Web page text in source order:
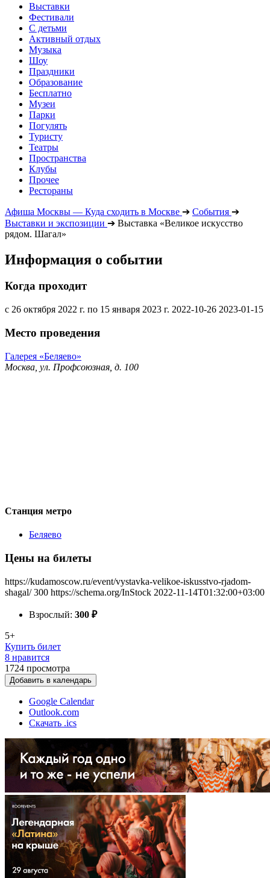
Выставки
Фестивали
С детьми
Активный отдых
Музыка
Шоу
Праздники
Образование
Бесплатно
Музеи
Парки
Погулять
Туристу
Театры
Пространства
Клубы
Прочее
Рестораны
Афиша Москвы — Куда сходить в Москве ➔ События ➔
Выставки и экспозиции ➔ Выставка «Великое искусство
рядом. Шагал»
Информация о событии
Когда проходит
с 26 октября 2022 г. по 15 января 2023 г. 2022-10-26 2023-01-15
Место проведения
Галерея «Беляево»
Москва, ул. Профсоюзная, д. 100
Станция метро
Беляево
Цены на билеты
https://kudamoscow.ru/event/vystavka-velikoe-iskusstvo-rjadom-
shagal/ 300 https://schema.org/InStock 2022-11-14T01:32:00+03:00
Взрослый: 300 ₽
5+
Купить билет
8 нравится
1724 просмотра
Добавить в календарь
Google Calendar
Outlook.com
Скачать .ics